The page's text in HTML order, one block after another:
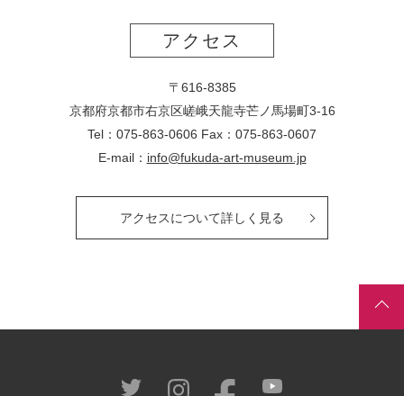
アクセス
〒616-8385
京都府京都市右京区嵯峨天龍寺芒ノ馬場町3-16
Tel：075-863-0606 Fax：075-863-0607
E-mail： info@fukuda-art-museum.jp
アクセスについて詳しく見る